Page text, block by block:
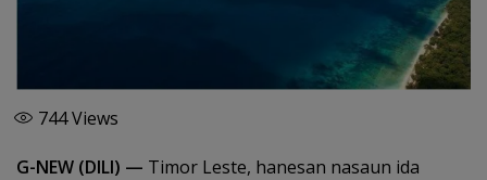
744Views
G-NEW (DILI) — Timor Leste, hanesan nasaun ida